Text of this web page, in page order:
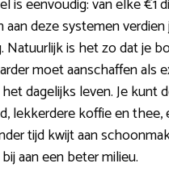
is eenvoudig: van elke €1
deze systemen verdien
Natuurlijk is het zo dat je
moet aanschaffen als
dagelijks leven. Je kunt
lekkerdere koffie en thee,
tijd kwijt aan
aan een beter milieu.